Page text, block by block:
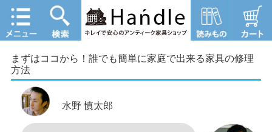
まずはココから！誰でも簡単に家庭で出来る家具の修理
方法
水野 慎太郎